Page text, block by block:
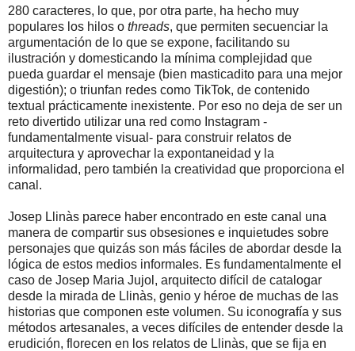
280 caracteres, lo que, por otra parte, ha hecho muy
populares los hilos o threads, que permiten secuenciar la
argumentación de lo que se expone, facilitando su
ilustración y domesticando la mínima complejidad que
pueda guardar el mensaje (bien masticadito para una mejor
digestión); o triunfan redes como TikTok, de contenido
textual prácticamente inexistente. Por eso no deja de ser un
reto divertido utilizar una red como Instagram -
fundamentalmente visual- para construir relatos de
arquitectura y aprovechar la expontaneidad y la
informalidad, pero también la creatividad que proporciona el
canal.
Josep Llinàs parece haber encontrado en este canal una
manera de compartir sus obsesiones e inquietudes sobre
personajes que quizás son más fáciles de abordar desde la
lógica de estos medios informales. Es fundamentalmente el
caso de Josep Maria Jujol, arquitecto difícil de catalogar
desde la mirada de Llinàs, genio y héroe de muchas de las
historias que componen este volumen. Su iconografía y sus
métodos artesanales, a veces difíciles de entender desde la
erudición, florecen en los relatos de Llinàs, que se fija en